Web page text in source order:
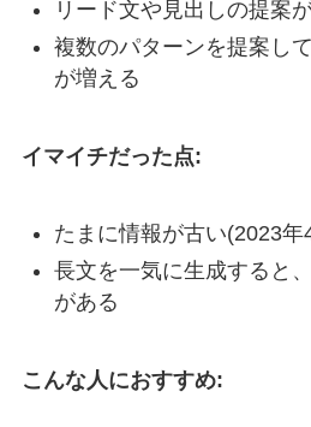
リード文や見出しの提案
複数のパターンを提案し
が増える
イマイチだった点:
たまに情報が古い(2023年
長文を一気に生成すると
がある
こんな人におすすめ: